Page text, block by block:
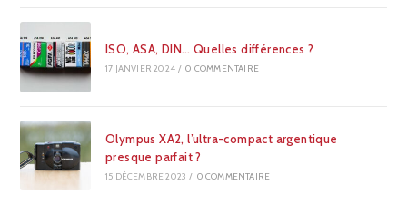
ISO, ASA, DIN… Quelles différences ?
17 JANVIER 2024 / 0 COMMENTAIRE
Olympus XA2, l’ultra-compact argentique
presque parfait ?
15 DÉCEMBRE 2023 / 0 COMMENTAIRE